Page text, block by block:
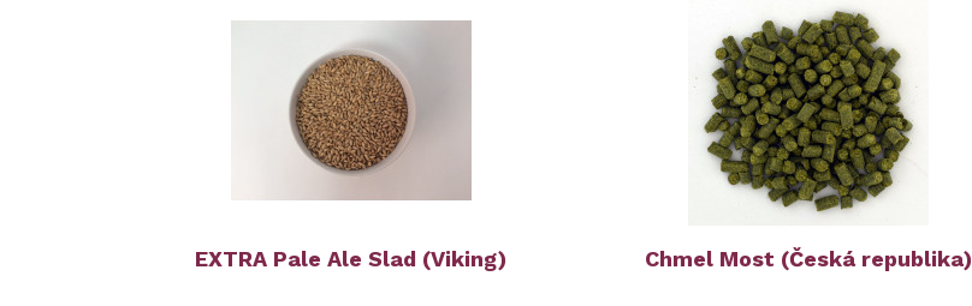
EXTRA Pale Ale Slad (Viking) Chmel Most (Česká republika)